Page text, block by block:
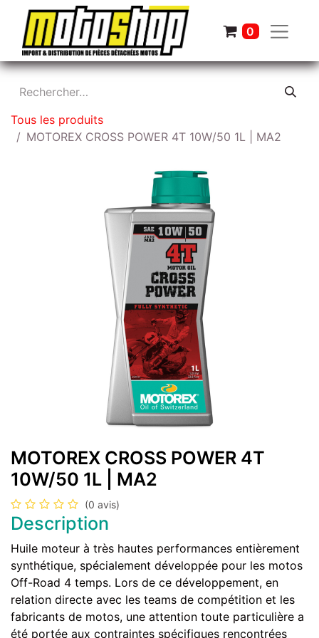
0
Tous les produits
MOTOREX CROSS POWER 4T 10W/50 1L | MA2
MOTOREX CROSS POWER 4T
10W/50 1L | MA2
(0 avis)
Description
Huile moteur à très hautes performances entièrement
synthétique, spécialement développée pour les motos
Off-Road 4 temps. Lors de ce développement, en
relation directe avec les teams de compétition et les
fabricants de motos, une attention toute particulière a
été portée aux contraintes spécifiques rencontrées